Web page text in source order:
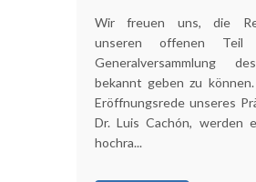
Wir freuen uns, die
unseren offenen
Generalversammlung
bekannt geben zu
Eröffnungsrede unseres
Dr. Luis Cachón, werden
hochra...